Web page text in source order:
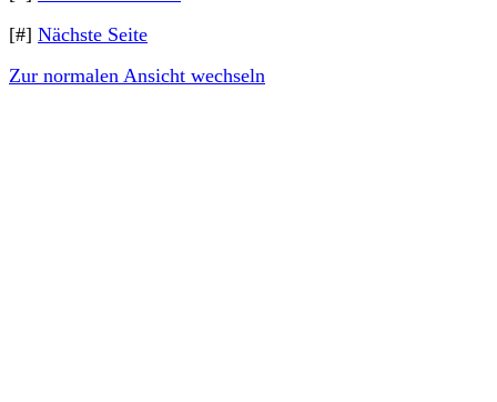
[#] Nächste Seite
Zur normalen Ansicht wechseln